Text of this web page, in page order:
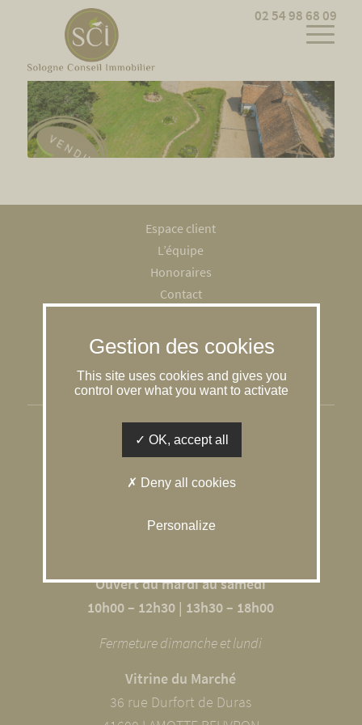
02 54 98 68 09
Espace client
L’équipe
Honoraires
Contact
Mentions légales
RGPD
Gestion des cookies
SOLOGNE CONSEIL IMMOBILIER
L’agence du Caquetoire
41600 SOUVIGNY EN SOLOGNE
Ouvert du mardi au samedi
10h00 – 12h30 | 13h30 – 18h00
Fermeture dimanche et lundi
Vitrine du Marché
36 rue Durfort de Duras
Cookies management panel
This site uses cookies and gives you
control over what you want to activate
OK, accept all
Deny all cookies
Personalize